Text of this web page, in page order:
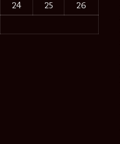
24 25
26